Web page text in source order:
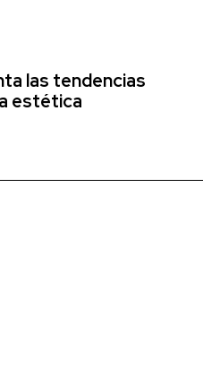
las tendencias
estética